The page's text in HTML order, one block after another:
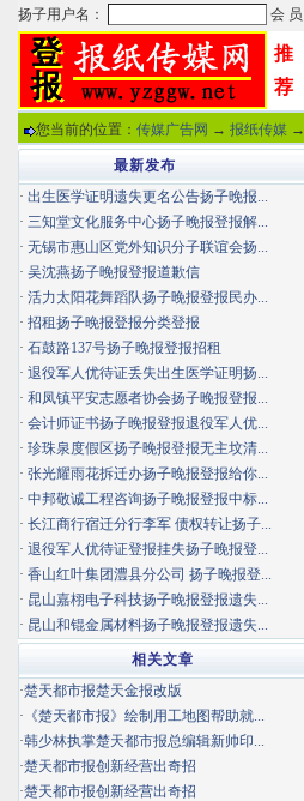
推
荐
您当前的位置： 传媒广告网 → 报纸传媒 →
最新发布
· 出生医学证明遗失更名公告扬子晚报...
· 三知堂文化服务中心扬子晚报登报解...
· 无锡市惠山区党外知识分子联谊会扬...
· 吴沈燕扬子晚报登报道歉信
· 活力太阳花舞蹈队扬子晚报登报民办...
· 招租扬子晚报登报分类登报
· 石鼓路137号扬子晚报登报招租
· 退役军人优待证丢失出生医学证明扬...
· 和凤镇平安志愿者协会扬子晚报登报...
· 会计师证书扬子晚报登报退役军人优...
· 珍珠泉度假区扬子晚报登报无主坟清...
· 张光耀雨花拆迁办扬子晚报登报给你...
· 中邦敬诚工程咨询扬子晚报登报中标...
· 长江商行宿迁分行李军 债权转让扬子...
· 退役军人优待证登报挂失扬子晚报登...
· 香山红叶集团澧县分公司 扬子晚报登...
· 昆山嘉栩电子科技扬子晚报登报遗失...
· 昆山和锟金属材料扬子晚报登报遗失...
相关文章
·楚天都市报楚天金报改版
· 《楚天都市报》绘制用工地图帮助就...
·韩少林执掌楚天都市报总编辑新帅印...
·楚天都市报创新经营出奇招
·楚天都市报创新经营出奇招